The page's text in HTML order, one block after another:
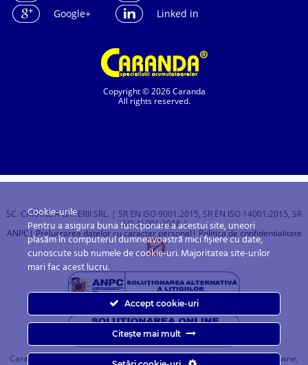
Copyright © 2026 Caranda
All rights reserved.
Google+
Linked in
SC. CARANDA BATERII SRL. | SR EN ISO 9001:2015, SR EN ISO 14001:2015, SR
ISO 45001:2018 |
ANPC | Prelucrarea datelor cu caracter personal| Politica de confidentialitate
Caranda.ro este un magazin online cu baterii pentru automobile, camioane,
Cookie-urile
Pentru a asigura buna funcționare a acestui site, uneori
plasăm în computerul dumneavoastră mici fișiere cu date,
cunoscute sub numele de cookie-uri. Majoritatea site-urilor
mari fac acest lucru.
Accept cookie-uri
Citește mai mult